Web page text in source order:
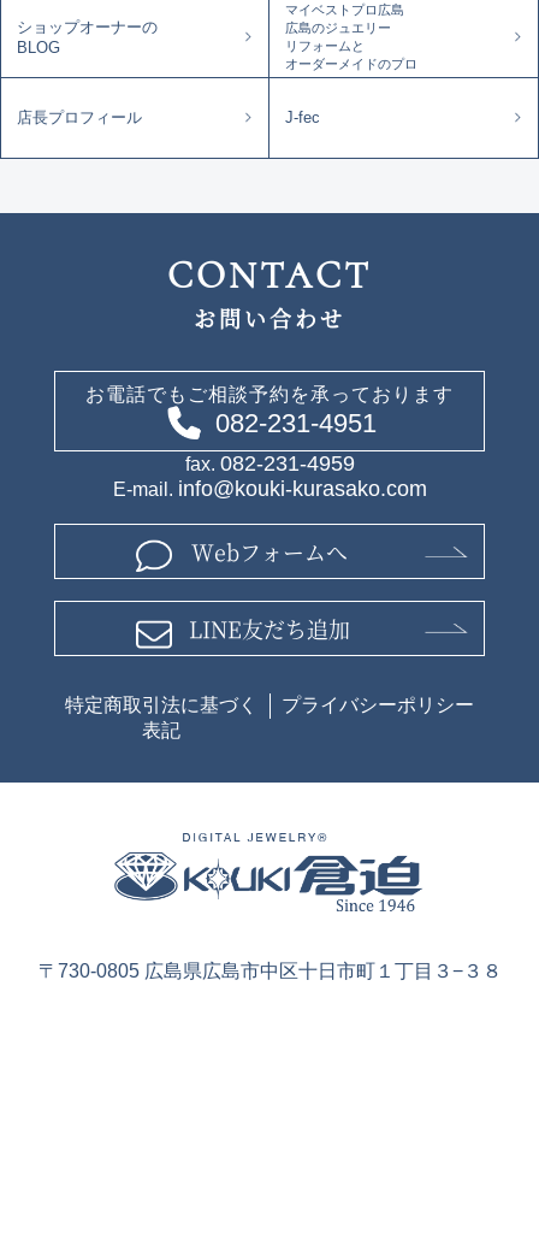
ショップオーナーの
BLOG
マイベストプロ広島
広島のジュエリー
リフォームと
オーダーメイドのプロ
店長プロフィール J-fec
CONTACT
お問い合わせ
お電話でもご相談予約を承っております
082-231-4951
fax. 082-231-4959
E-mail. info@kouki-kurasako.com
Webフォームへ
LINE友だち追加
特定商取引法に基づく
表記
プライバシーポリシー
〒730-0805 広島県広島市中区十日市町１丁目３−３８